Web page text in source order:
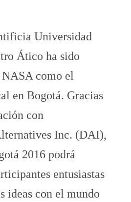
Universidad
Ático ha sido
como el
en Bogotá. Gracias
con
Inc. (DAI),
2016 podrá
entusiastas
ideas con el mundo